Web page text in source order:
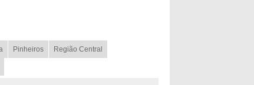
Pinheiros Região Central